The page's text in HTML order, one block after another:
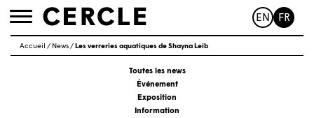
Toggle
EN FR
Accueil / News/ Les verreries aquatiques de Shayna Leib
Toutes les news
Événement
Exposition
Information